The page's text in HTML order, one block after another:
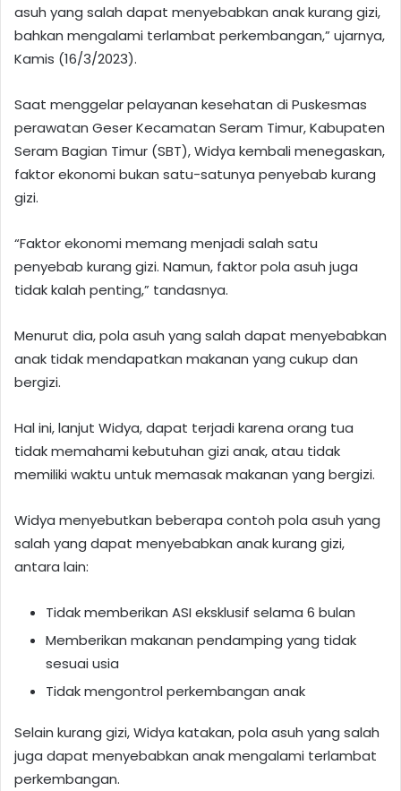
asuh yang salah dapat menyebabkan anak kurang gizi,
bahkan mengalami terlambat perkembangan,” ujarnya,
Kamis (16/3/2023).
Saat menggelar pelayanan kesehatan di Puskesmas
perawatan Geser Kecamatan Seram Timur, Kabupaten
Seram Bagian Timur (SBT), Widya kembali menegaskan,
faktor ekonomi bukan satu-satunya penyebab kurang
gizi.
“Faktor ekonomi memang menjadi salah satu
penyebab kurang gizi. Namun, faktor pola asuh juga
tidak kalah penting,” tandasnya.
Menurut dia, pola asuh yang salah dapat menyebabkan
anak tidak mendapatkan makanan yang cukup dan
bergizi.
Hal ini, lanjut Widya, dapat terjadi karena orang tua
tidak memahami kebutuhan gizi anak, atau tidak
memiliki waktu untuk memasak makanan yang bergizi.
Widya menyebutkan beberapa contoh pola asuh yang
salah yang dapat menyebabkan anak kurang gizi,
antara lain:
Tidak memberikan ASI eksklusif selama 6 bulan
Memberikan makanan pendamping yang tidak
sesuai usia
Tidak mengontrol perkembangan anak
Selain kurang gizi, Widya katakan, pola asuh yang salah
juga dapat menyebabkan anak mengalami terlambat
perkembangan.